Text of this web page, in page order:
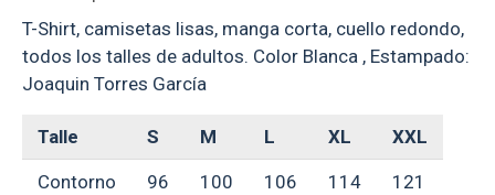
T-Shirt, camisetas lisas, manga corta, cuello redondo,
todos los talles de adultos. Color Blanca , Estampado:
Joaquin Torres García
Talle S M L XL XXL
Contorno 96 100 106 114 121